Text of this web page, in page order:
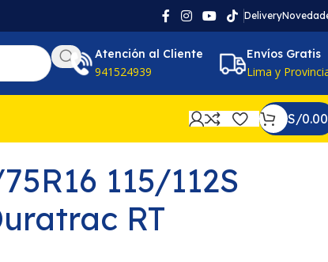
Delivery
Atención al Cliente
941524939
Envíos Gratis
Lima y
S/0.00
115/112S
RT